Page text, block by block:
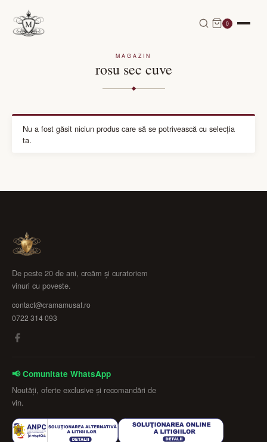
0
MAGAZIN
rosu sec cuve
Nu a fost găsit niciun produs care să se potrivească cu selecția
ta.
De peste 20 de ani, creăm și curatoriem
vinuri cu poveste.
contact@cramamusat.ro
0722 314 093
📢 Comunitate WhatsApp
Noutăți, oferte exclusive și recomandări de
vin.